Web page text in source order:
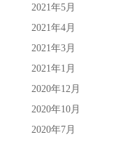
2021年5月
2021年4月
2021年3月
2021年1月
2020年12月
2020年10月
2020年7月